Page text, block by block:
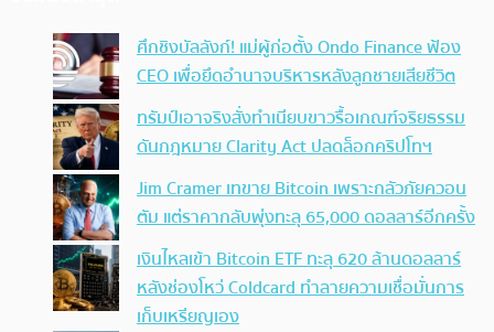
ศึกชิงบัลลังก์! แม่ผู้ก่อตั้ง Ondo Finance ฟ้อง
CEO เพื่อยึดอำนาจบริหารหลังลูกชายเสียชีวิต
ทรัมป์เอาจริง สั่งทำเนียบขาวรื้อเกณฑ์จริยธรรม
ดันกฎหมาย Clarity Act ปลดล็อกคริปโทฯ
Jim Cramer เทขาย Bitcoin เพราะกลัวภัยควอน
ตัม แต่ราคากลับพุ่งทะลุ 65,000 ดอลลาร์อีกครั้ง
เงินไหลเข้า Bitcoin ETF ทะลุ 620 ล้านดอลลาร์
หลังช่องโหว่ Coldcard ทำลายความเชื่อมั่นการ
เก็บเหรียญเอง